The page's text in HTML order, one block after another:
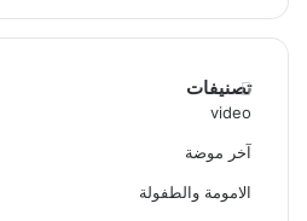
تصنيفات
video
آخر موضة
الامومة والطفولة